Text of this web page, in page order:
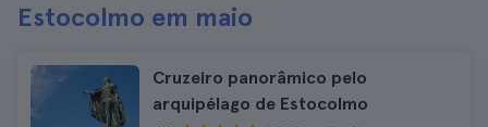
Estocolmo em maio
Cruzeiro panorâmico pelo
arquipélago de Estocolmo